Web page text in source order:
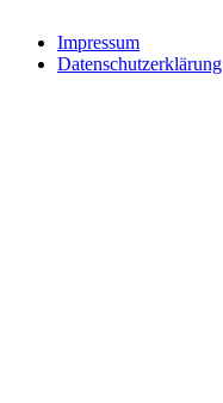
Impressum
Datenschutzerklärung